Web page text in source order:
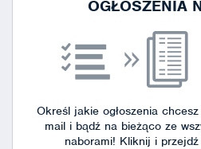
OGŁOSZENIA
Określ jakie ogłoszenia
mail i bądź na bieżąco ze
naborami! Kliknij i przejdź